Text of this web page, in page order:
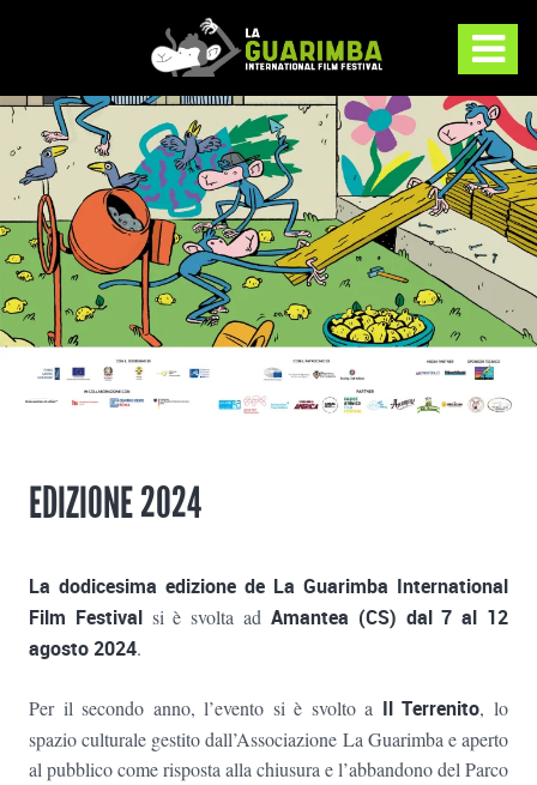
EDIZIONE 2024
La dodicesima edizione de La Guarimba International
Film Festivalsi è svolta ad Amantea (CS) dal 7 al 12
agosto 2024.
Per il secondo anno, l’evento si è svolto a Il Terrenito, lo
spazio culturale gestito dall’Associazione La Guarimba e aperto
al pubblico come risposta alla chiusura e l’abbandono del Parco